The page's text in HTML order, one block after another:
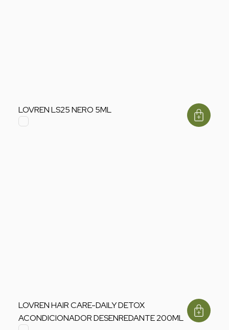
LOVREN LS25 NERO 5ML
LOVREN HAIR CARE-DAILY DETOX
ACONDICIONADOR DESENREDANTE 200ML